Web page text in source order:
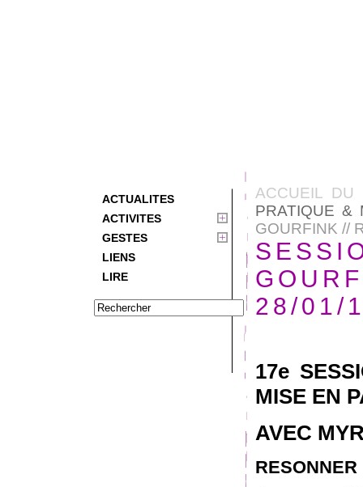
ACTUALITES
ACTIVITES
GESTES
LIENS
LIRE
ACCUEIL DU
PRATIQUE &
GOURFINK //
28/01/
17e
MISE EN
AVEC
RESONNER